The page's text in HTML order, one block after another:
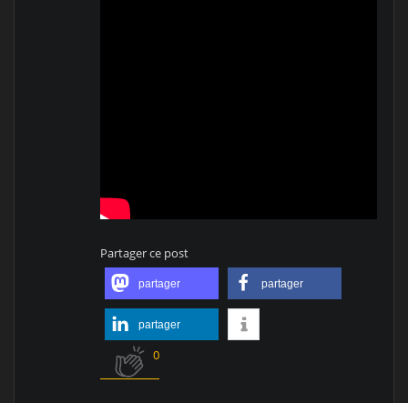
Partager ce post
partager partager
partager
0